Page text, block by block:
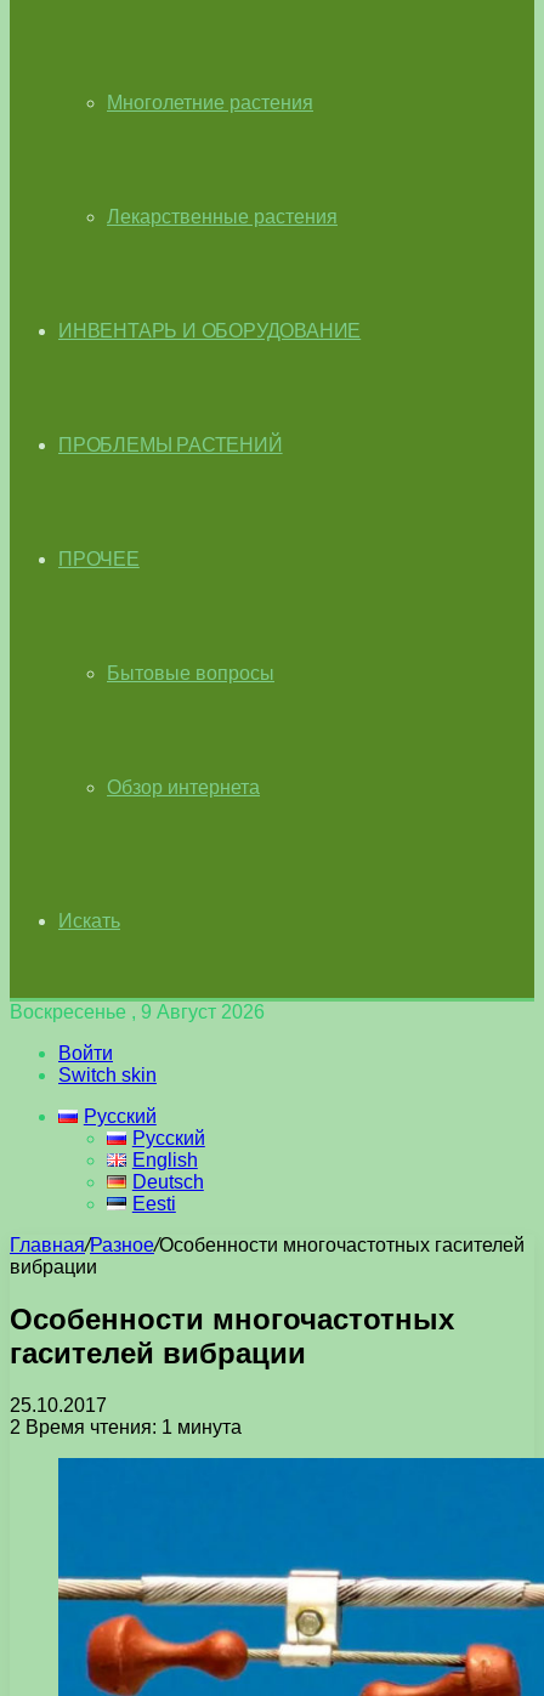
Многолетние растения
Лекарственные растения
ИНВЕНТАРЬ И ОБОРУДОВАНИЕ
ПРОБЛЕМЫ РАСТЕНИЙ
ПРОЧЕЕ
Бытовые вопросы
Обзор интернета
Искать
Воскресенье , 9 Август 2026
Войти
Switch skin
Русский
Русский
English
Deutsch
Eesti
Главная/Разное/Особенности многочастотных гасителей
вибрации
Особенности многочастотных
гасителей вибрации
25.10.2017
2 Время чтения: 1 минута